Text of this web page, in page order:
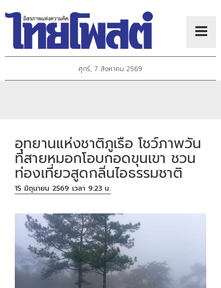
ศุกร์, 7 สิงหาคม 2569
อุทยานแห่งชาติภูเรือ โชว์ภาพวัน
ที่สายหมอกโอบกอดขุนเขา ชวน
ท่องเที่ยวสูดกลิ่นไอธรรมชาติ
15 มิถุนายน 2569 เวลา 9:23 น.